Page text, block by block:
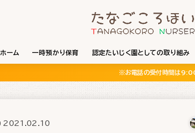
ホーム 一時預かり保育 認定たいじく園としての取り組み
※お電話の受付時間は
2021.02.10